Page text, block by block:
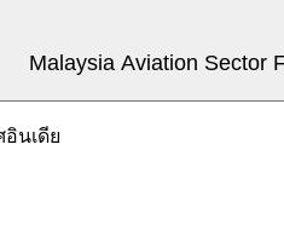
Malaysia Aviation Sector
นเดีย